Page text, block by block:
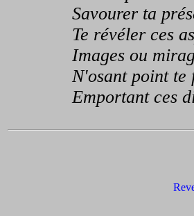
Savourer ta
Te révéler ces
Images ou
N'osant point te
Emportant ces